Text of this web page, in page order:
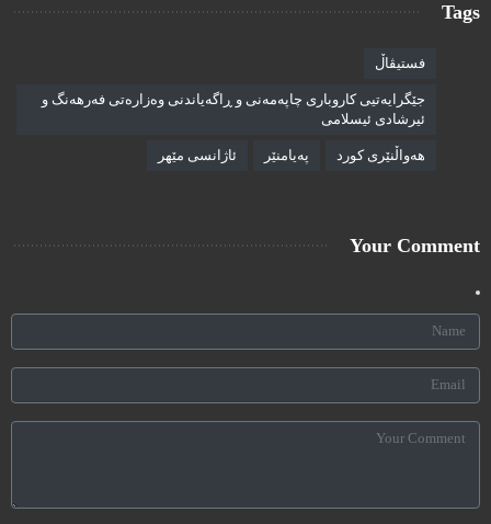
Tags
فستیڤاڵ
جێگرایەتیی کاروباری چاپەمەنی و ڕاگەیاندنی وەزارەتی فەرهەنگ و
ئیرشادی ئیسلامی
هەواڵنێری کورد پەیامنێر ئاژانسی مێهر
Your Comment